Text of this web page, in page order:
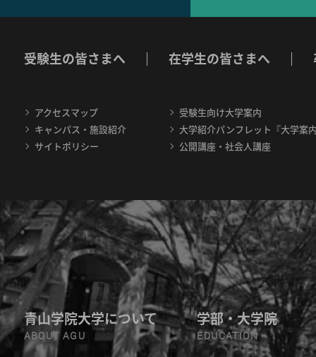
受験生の皆さまへ 在学生の皆さまへ
アクセスマップ
キャンパス・施設紹介
サイトポリシー
受験生向け大学案内
大学紹介パンフレット『大学案
公開講座・社会人講座
青山学院大学について
ABOUT AGU
学部・大学院
EDUCATION